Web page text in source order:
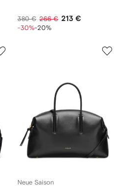
380 € 266 € 213 €
-30%-20%
Neue Saison